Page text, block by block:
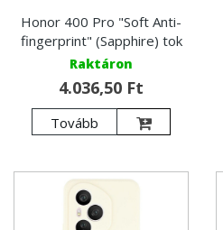
Honor 400 Pro "Soft Anti-
fingerprint" (Sapphire) tok
Raktáron
4.036,50 Ft
Tovább